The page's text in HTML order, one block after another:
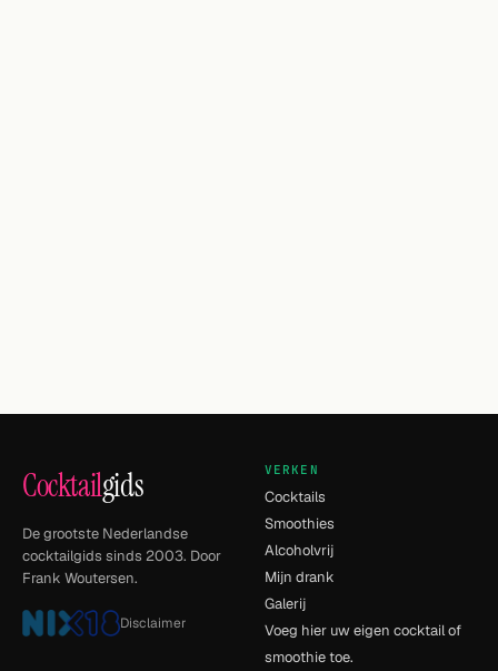
Cocktailgids
De grootste Nederlandse
cocktailgids sinds 2003. Door
Frank Woutersen.
Disclaimer
VERKEN
Cocktails
Smoothies
Alcoholvrij
Mijn drank
Galerij
Voeg hier uw eigen cocktail of
smoothie toe.